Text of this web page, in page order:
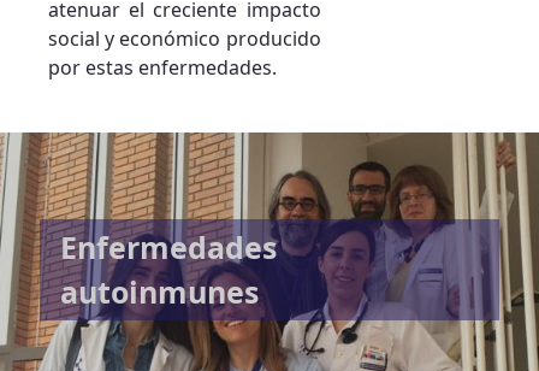
atenuar el creciente impacto
social y económico producido
por estas enfermedades.
Enfermedades
autoinmunes